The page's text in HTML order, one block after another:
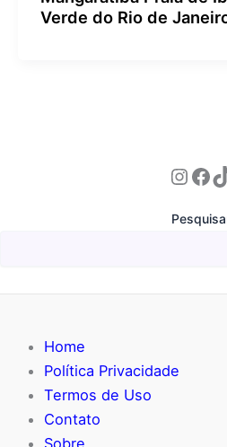
Verde do Rio de
Home
Política Privacidade
Termos de Uso
Contato
Sobre